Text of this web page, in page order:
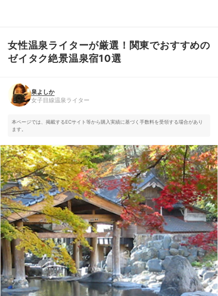
泉よしか
女子目線温泉ライター
女性温泉ライターが厳選！関東でおすすめの
ゼイタク絶景温泉宿10選
泉よしか
女子目線温泉ライター
本ページでは、掲載するECサイト等から購入実績に基づく手数料を受領する場合があり
ます。